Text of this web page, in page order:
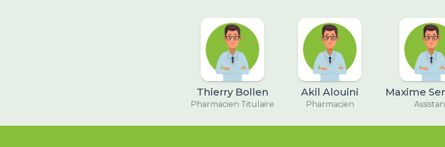
Thierry Bollen
Pharmacien Titulaire
Akil Alouini
Pharmacien
Maxime